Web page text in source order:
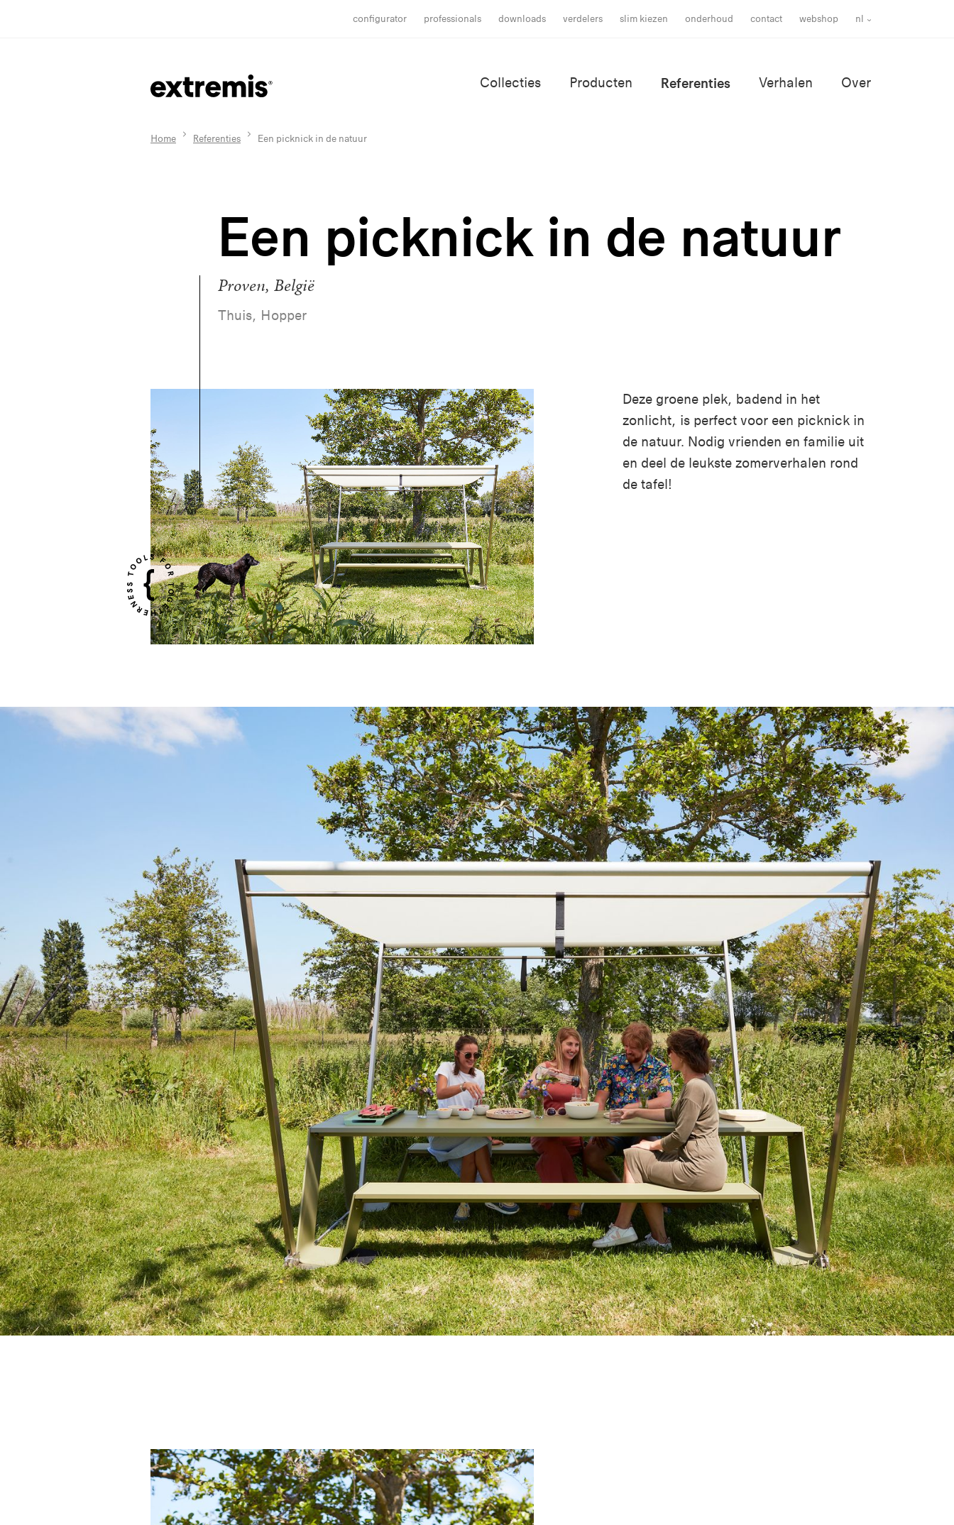
configurator professionals downloads verdelers slim kiezen onderhoud contact webshop nl
Collecties Producten Referenties Verhalen Over
Home Referenties Een picknick in de natuur
Een picknick in de natuur
Proven, België
Thuis, Hopper
Deze groene plek, badend in het
zonlicht, is perfect voor een picknick in
de natuur. Nodig vrienden en familie uit
en deel de leukste zomerverhalen rond
de tafel!